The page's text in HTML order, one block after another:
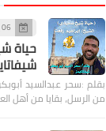
06 يونيو 2022
حياة
بقلم :سحر عبدالسيد
من الرسل، بقايا من أهل